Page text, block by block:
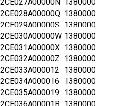
2CE027A00000N
1380000
2CE028A00000Q 1380000
2CE029A00000S
1380000
2CE030A00000W 1380000
2CE031A00000X 1380000
2CE032A00000Z
1380000
2CE033A000012
1380000
2CE034A000016
1380000
2CE035A000019
1380000
2CE036A00001B 1380000